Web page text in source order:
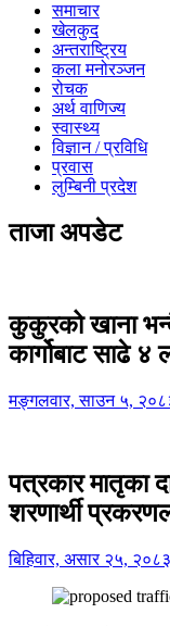
समाचार
खेलकुद
अन्तराष्ट्रिय
कला मनोरञ्जन
रोचक
अर्थ वाणिज्य
स्वास्थ्य
विज्ञान / प्रविधि
प्रवास
लुम्बिनी प्रदेश
ताजा अपडेट
कुकुरको खाना
कार्गोबाट साढे
मङ्गलवार, साउन ५,
पत्रकार मातृका
शरणार्थी
बिहिवार, असार २५, २०८३